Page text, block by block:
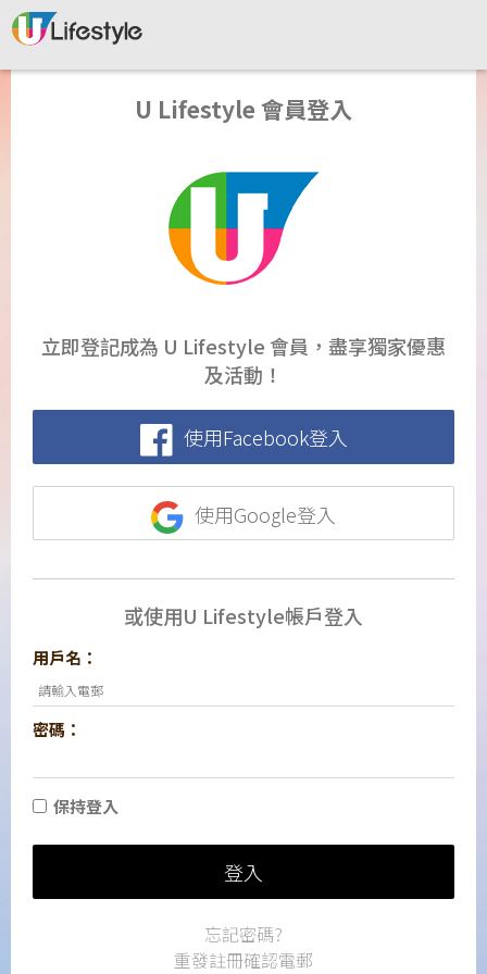
U Lifestyle 會員登入
立即登記成為 U Lifestyle 會員，盡享獨家優惠
及活動！
使用Facebook登入
使用Google登入
或使用U Lifestyle帳戶登入
用戶名：
密碼：
保持登入
登入
忘記密碼?
重發註冊確認電郵